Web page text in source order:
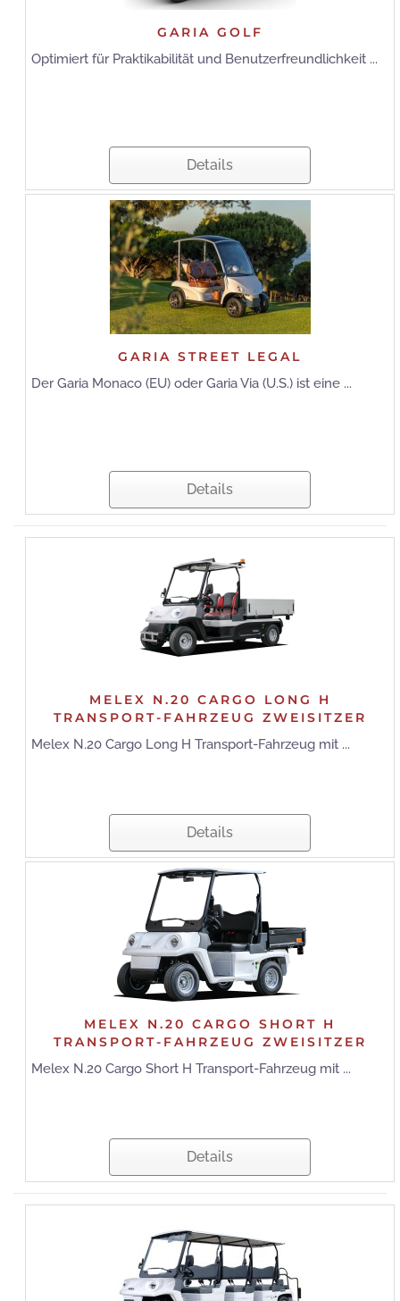
GARIA GOLF
Optimiert für Praktikabilität und Benutzerfreundlichkeit ...
Details
GARIA STREET LEGAL
Der Garia Monaco (EU) oder Garia Via (U.S.) ist eine ...
Details
MELEX N.20 CARGO LONG H
TRANSPORT-FAHRZEUG ZWEISITZER
Melex N.20 Cargo Long H Transport-Fahrzeug mit ...
Details
MELEX N.20 CARGO SHORT H
TRANSPORT-FAHRZEUG ZWEISITZER
Melex N.20 Cargo Short H Transport-Fahrzeug mit ...
Details